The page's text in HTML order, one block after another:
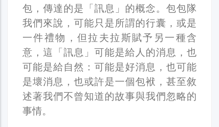
包，傳達的是「訊息」的概念。包包隊
我們來說，可能只是所謂的行囊，或是
一件禮物，但拉夫拉斯賦予另一種含
意，這「訊息」可能是給人的消息，也
可能是給自然：可能是好消息，也可能
是壞消息，也或許是一個包袱，甚至敘
述著我們不曾知道的故事與我們忽略的
事情。